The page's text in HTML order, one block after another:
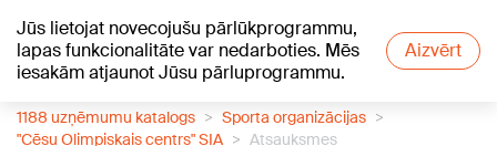
Jūs lietojat novecojušu pārlūkprogrammu,
lapas funkcionalitāte var nedarboties. Mēs
iesakām atjaunot Jūsu pārluprogrammu.
Aizvērt
+22°C
1188 uzņēmumu katalogs
Sporta organizācijas
"Cēsu Olimpiskais centrs" SIA
Atsauksmes